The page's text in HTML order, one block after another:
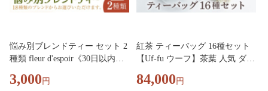
悩み別ブレンドティー セット 2
種類 fleur d'espoir《30日以内に
笠岡市 ハーブ 紅茶 ティーパッ
3,000 円
紅茶 ティーバッグ 16種セット
【Uf-fu ウーフ】茶葉 人気 ダー
ン アールグレイ ショコラ アー
84,000 円